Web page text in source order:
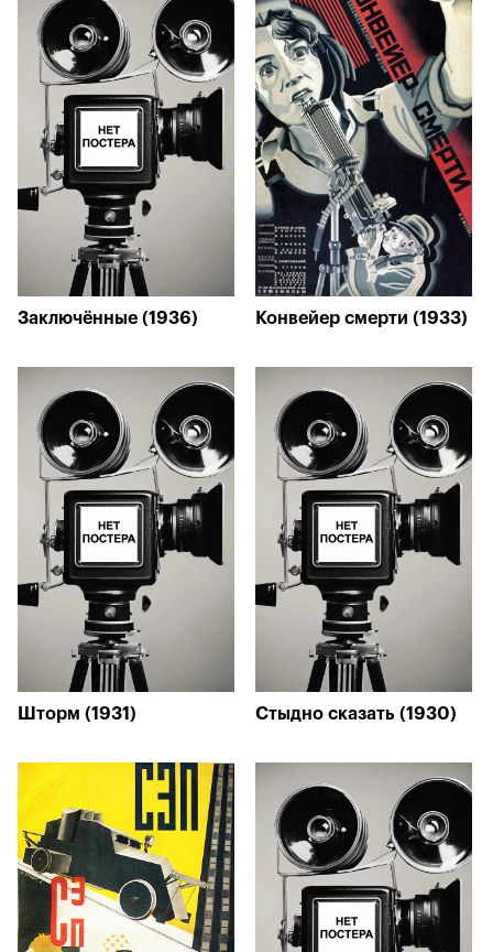
Заключённые (1936) Конвейер смерти (1933)
Шторм (1931) Стыдно сказать (1930)